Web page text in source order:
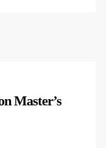
Master’s